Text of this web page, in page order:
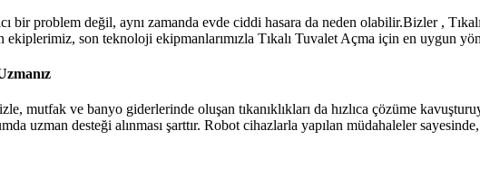
bir problem değil, aynı zamanda evde ciddi hasara da neden olabilir.Bizler ,
son teknoloji ekipmanlarımızla Tıkalı Tuvalet Açma için en uygun
mutfak ve banyo giderlerinde oluşan tıkanıklıkları da hızlıca çözüme
uzman desteği alınması şarttır. Robot cihazlarla yapılan müdahaleler